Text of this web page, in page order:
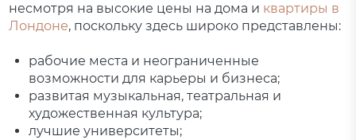
несмотря на высокие цены на дома и квартиры в
Лондоне, поскольку здесь широко представлены:
рабочие места и неограниченные
возможности для карьеры и бизнеса;
развитая музыкальная, театральная и
художественная культура;
лучшие университеты;